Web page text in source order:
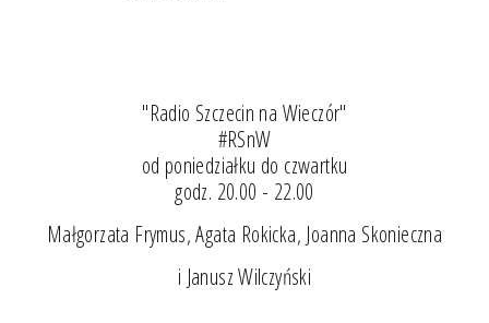
"Radio Szczecin na Wieczór"
#RSnW
od poniedziałku do czwartku
godz. 20.00 - 22.00
Małgorzata Frymus, Agata Rokicka, Joanna Skonieczna
i Janusz Wilczyński